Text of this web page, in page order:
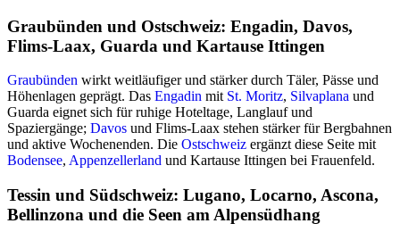
Graubünden und Ostschweiz: Engadin, Davos,
Flims-Laax, Guarda und Kartause Ittingen
Graubünden wirkt weitläufiger und stärker durch Täler, Pässe und
Höhenlagen geprägt. Das Engadin mit St. Moritz, Silvaplana und
Guarda eignet sich für ruhige Hoteltage, Langlauf und
Spaziergänge; Davos und Flims-Laax stehen stärker für Bergbahnen
und aktive Wochenenden. Die Ostschweiz ergänzt diese Seite mit
Bodensee, Appenzellerland und Kartause Ittingen bei Frauenfeld.
Tessin und Südschweiz: Lugano, Locarno, Ascona,
Bellinzona und die Seen am Alpensüdhang